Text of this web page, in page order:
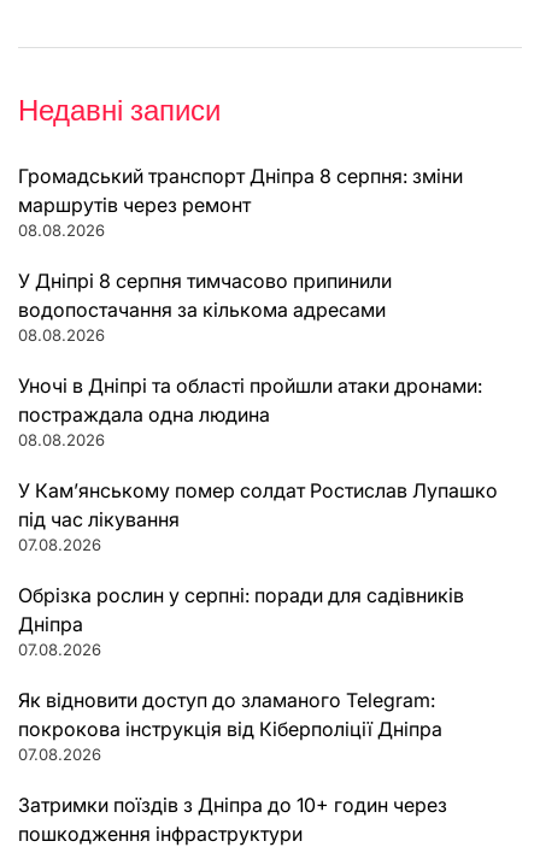
Недавні записи
Громадський транспорт Дніпра 8 серпня: зміни
маршрутів через ремонт
08.08.2026
У Дніпрі 8 серпня тимчасово припинили
водопостачання за кількома адресами
08.08.2026
Уночі в Дніпрі та області пройшли атаки дронами:
постраждала одна людина
08.08.2026
У Кам’янському помер солдат Ростислав Лупашко
під час лікування
07.08.2026
Обрізка рослин у серпні: поради для садівників
Дніпра
07.08.2026
Як відновити доступ до зламаного Telegram:
покрокова інструкція від Кіберполіції Дніпра
07.08.2026
Затримки поїздів з Дніпра до 10+ годин через
пошкодження інфраструктури